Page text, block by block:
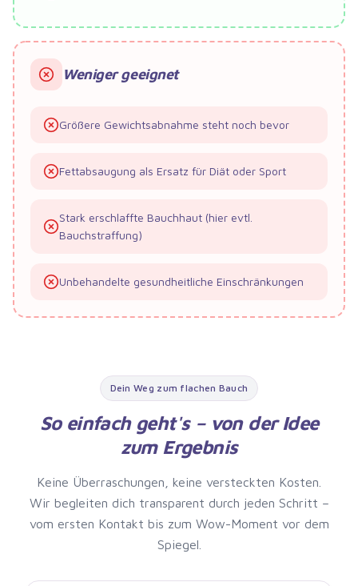
Weniger geeignet
Größere Gewichtsabnahme steht noch bevor
Fettabsaugung als Ersatz für Diät oder Sport
Stark erschlaffte Bauchhaut (hier evtl.
Bauchstraffung)
Unbehandelte gesundheitliche Einschränkungen
Dein Weg zum flachen Bauch
So einfach geht's – von der Idee
zum Ergebnis
Keine Überraschungen, keine versteckten Kosten.
Wir begleiten dich transparent durch jeden Schritt –
vom ersten Kontakt bis zum Wow-Moment vor dem
Spiegel.